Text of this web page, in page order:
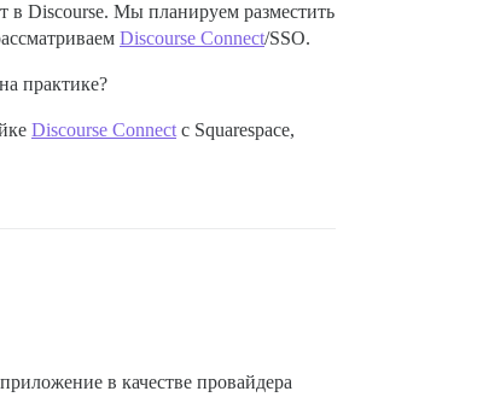
в Discourse. Мы планируем разместить
Discourse Connect/SSO.
практике?
Discourse Connect с Squarespace,
в качестве провайдера